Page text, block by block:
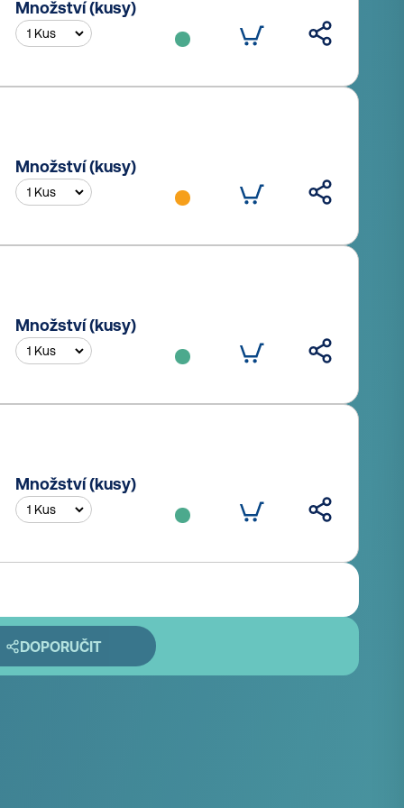
Množství (kusy)
Množství (kusy)
Množství (kusy)
Množství (kusy)
DOPORUČIT